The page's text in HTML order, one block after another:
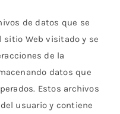
de datos que se
sitio Web visitado y se
de la
datos que
Estos archivos
usuario y contiene